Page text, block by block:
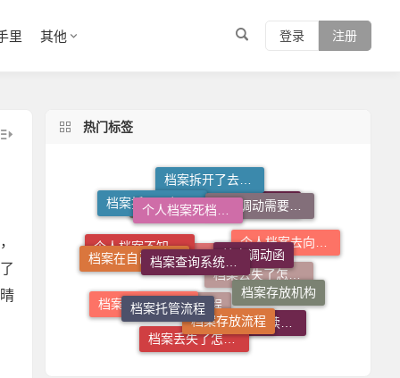
登录 注册
里 其他
热门标签
档案补办流程
档案查询入口
档案丢失了怎么办
托管档案手续如何办理
档案丢失了怎么补
档案在自己手里怎么放到人才市场
个人档案不知道在哪儿怎么查
个人档案查询系统
人才中心档案接收流程
个人档案去向查询
档案存放机构
档案存放流程
档案托管流程
档案在自己手里怎么办
档案拆开了怎么补救
档案拆开了去哪里封
档案调动函
档案查询系统官网
个人档案死档激活